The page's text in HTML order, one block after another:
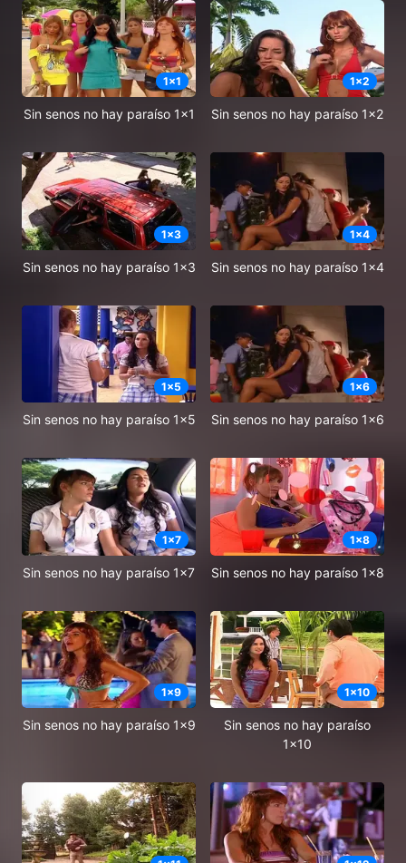
1x1
Sin senos no hay paraíso 1x1
1x2
Sin senos no hay paraíso 1x2
1x3
Sin senos no hay paraíso 1x3
1x4
Sin senos no hay paraíso 1x4
1x5
Sin senos no hay paraíso 1x5
1x6
Sin senos no hay paraíso 1x6
1x7
Sin senos no hay paraíso 1x7
1x8
Sin senos no hay paraíso 1x8
1x9
Sin senos no hay paraíso 1x9
1x10
Sin senos no hay paraíso
1x10